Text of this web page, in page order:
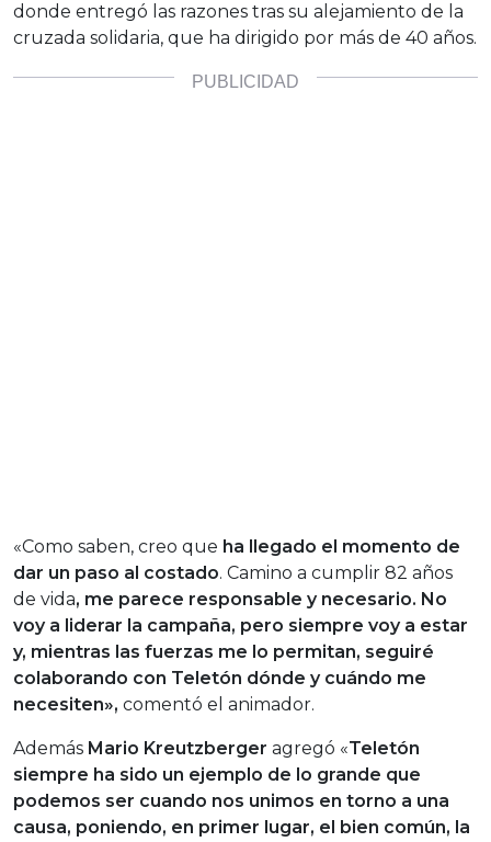
donde entregó las razones tras su alejamiento de la
cruzada solidaria, que ha dirigido por más de 40 años.
«Como saben, creo que ha llegado el momento de
dar un paso al costado. Camino a cumplir 82 años
de vida, me parece responsable y necesario. No
voy a liderar la campaña, pero siempre voy a estar
y, mientras las fuerzas me lo permitan, seguiré
colaborando con Teletón dónde y cuándo me
necesiten», comentó el animador.
Además Mario Kreutzberger agregó «Teletón
siempre ha sido un ejemplo de lo grande que
podemos ser cuando nos unimos en torno a una
causa, poniendo, en primer lugar, el bien común, la